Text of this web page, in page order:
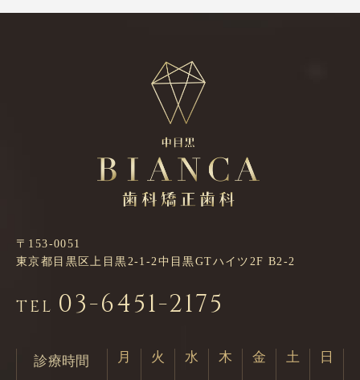
〒153-0051
東京都目黒区上目黒2-1-2中目黒GTハイツ2F B2-2
TEL 03-6451-2175
診療時間 月 火 水 木 金 土 日